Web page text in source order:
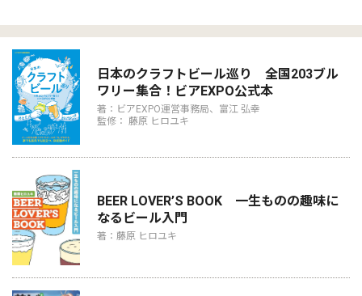
日本のクラフトビール巡り 全国203ブル
ワリー集合！ビアEXPO公式本
著：ビアEXPO運営事務局、富江 弘幸
監修： 藤原 ヒロユキ
BEER LOVER’S BOOK 一生ものの趣味に
なるビール入門
著：藤原 ヒロユキ